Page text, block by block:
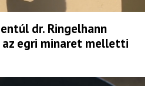
dr. Ringelhann
az egri minaret melletti